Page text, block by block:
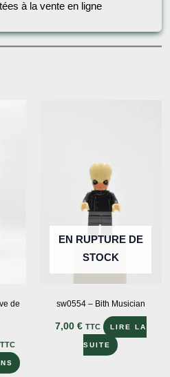
à la vente en ligne
de
:
TTC
Ce
EN RUPTURE DE
STOCK
sw0554 – Bith Musician
7,00 € TTC LIRE LA
SUITE